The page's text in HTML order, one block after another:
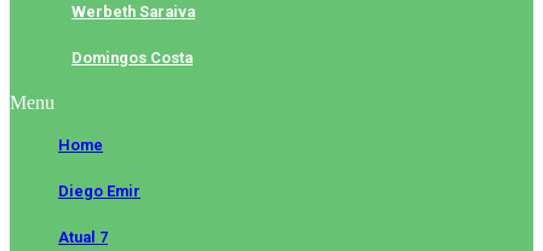
Werbeth Saraiva
Domingos Costa
Menu
Home
Diego Emir
Atual 7